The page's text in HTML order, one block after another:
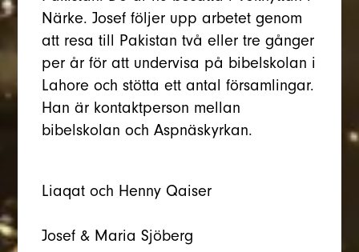
Närke. Josef följer upp arbetet genom
att resa till Pakistan två eller tre gånger
per år för att undervisa på bibelskolan i
Lahore och stötta ett antal församlingar.
Han är kontaktperson mellan
bibelskolan och Aspnäskyrkan.
Liaqat och Henny Qaiser
Josef & Maria Sjöberg